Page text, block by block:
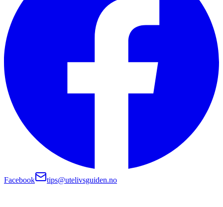
Facebook tips@utelivsguiden.no